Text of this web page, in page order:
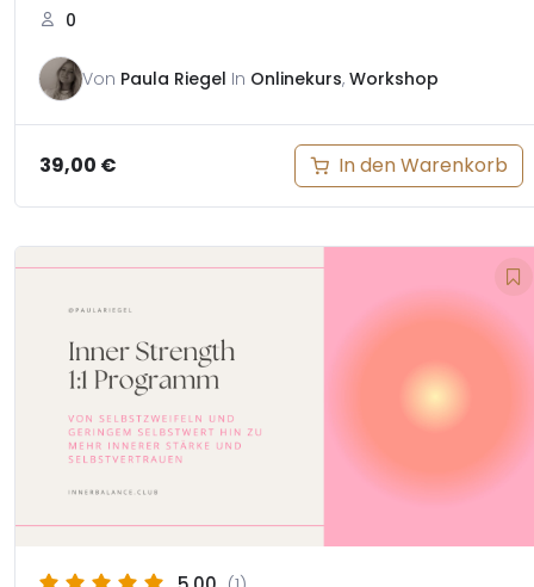
0
Von Paula Riegel In Onlinekurs, Workshop
39,00 € In den Warenkorb